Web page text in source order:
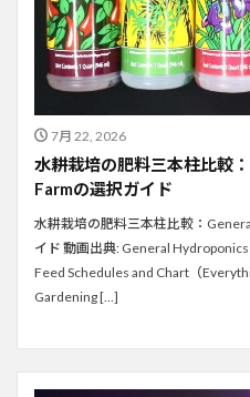
7月 22, 2026
水耕栽培の肥料三本柱比較
Farmの選択ガイド
水耕栽培の肥料三本柱比較：
イド 動画出典: General
Feed Schedules and Chart（
Gardening […]